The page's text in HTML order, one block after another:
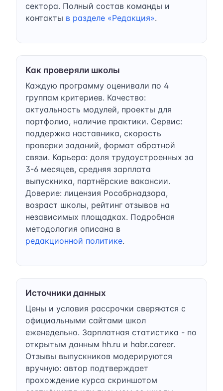
сектора. Полный состав команды и
контакты в разделе «Редакция».
Как проверяли школы
Каждую программу оценивали по 4
группам критериев. Качество:
актуальность модулей, проекты для
портфолио, наличие практики. Сервис:
поддержка наставника, скорость
проверки заданий, формат обратной
связи. Карьера: доля трудоустроенных за
3-6 месяцев, средняя зарплата
выпускника, партнёрские вакансии.
Доверие: лицензия Рособрнадзора,
возраст школы, рейтинг отзывов на
независимых площадках. Подробная
методология описана в
редакционной политике.
Источники данных
Цены и условия рассрочки сверяются с
официальными сайтами школ
еженедельно. Зарплатная статистика - по
открытым данным hh.ru и habr.career.
Отзывы выпускников модерируются
вручную: автор подтверждает
прохождение курса скриншотом